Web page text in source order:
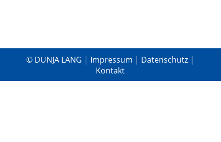
© DUNJA LANG | Impressum | Datenschutz |
Kontakt